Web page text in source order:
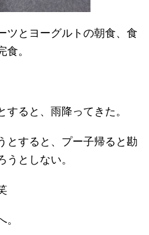
ツとヨーグルトの朝食、食
。
ると、雨降ってきた。
とすると、プー子帰ると勘
としない。